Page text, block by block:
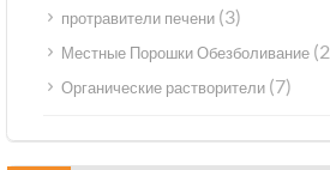
протравители печени (3)
Местные Порошки Обезболивание
Органические растворители (7)